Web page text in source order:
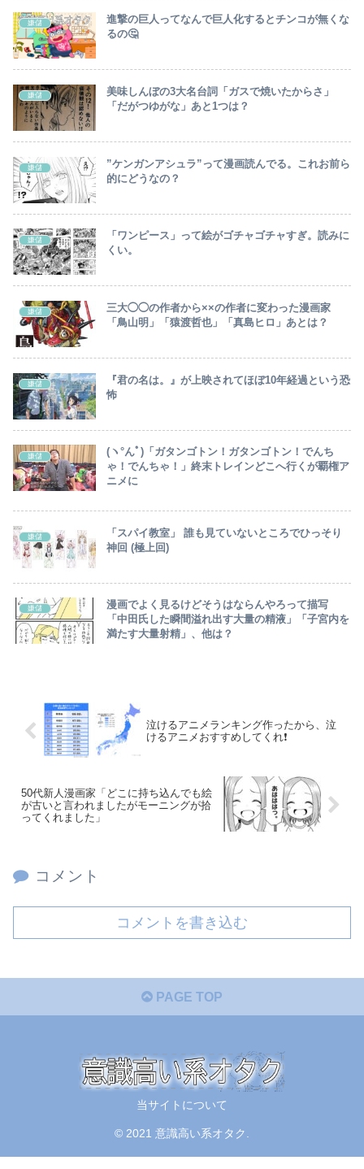
嫌儲
進撃の巨人ってなんで巨人化するとチンコが無くな
るの🤔
嫌儲
美味しんぼの3大名台詞「ガスで焼いたからさ」
「だがつゆがな」あと1つは？
嫌儲
”ケンガンアシュラ”って漫画読んでる。これお前ら
的にどうなの？
嫌儲
「ワンピース」って絵がゴチャゴチャすぎ。読みに
くい。
嫌儲
三大◯◯の作者から××の作者に変わった漫画家
「鳥山明」「猿渡哲也」「真島ヒロ」あとは？
嫌儲
『君の名は。』が上映されてほぼ10年経過という恐
怖
嫌儲
(ヽ°んﾟ)「ガタンゴトン！ガタンゴトン！でんち
ゃ！でんちゃ！」終末トレインどこへ行くが覇権ア
ニメに
嫌儲
「スパイ教室」 誰も見ていないところでひっそり
神回 (極上回)
嫌儲
漫画でよく見るけどそうはならんやろって描写
「中田氏した瞬間溢れ出す大量の精液」「子宮内を
満たす大量射精」、他は？
泣けるアニメランキング作ったから、泣
けるアニメおすすめしてくれ❗
50代新人漫画家「どこに持ち込んでも絵
が古いと言われましたがモーニングが拾
ってくれました」
コメント
コメントを書き込む
PAGE TOP
当サイトについて
© 2021 意識高い系オタク.